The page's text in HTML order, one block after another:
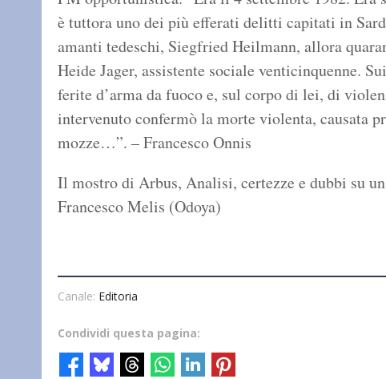
è tuttora uno dei più efferati delitti capitati in
amanti tedeschi, Siegfried Heilmann, allora
Heide Jager, assistente sociale venticinquenne.
ferite d’arma da fuoco e, sul corpo di lei, di
intervenuto confermò la morte violenta, causata
mozze…”. – Francesco Onnis
Il mostro di Arbus, Analisi, certezze e dubbi su
Francesco Melis (Odoya)
Canale: Editoria
Condividi questa pagina: